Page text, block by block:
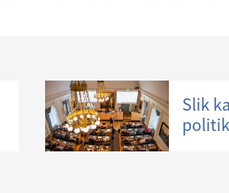
Slik